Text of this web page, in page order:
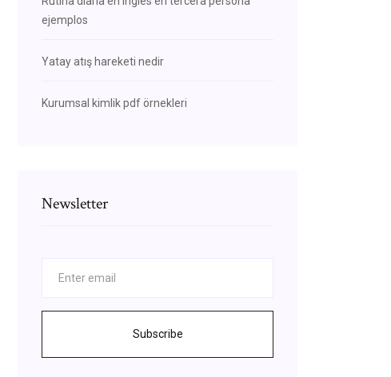
ejemplos
Yatay atış hareketi nedir
Kurumsal kimlik pdf örnekleri
Newsletter
Subscribe